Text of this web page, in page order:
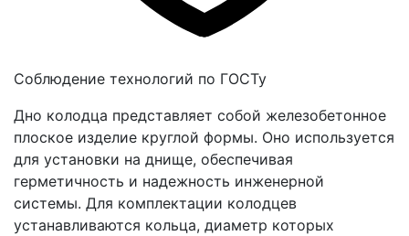
Соблюдение технологий по ГОСТу
Дно колодца представляет собой железобетонное
плоское изделие круглой формы. Оно используется
для установки на днище, обеспечивая
герметичность и надежность инженерной
системы. Для комплектации колодцев
устанавливаются кольца, диаметр которых